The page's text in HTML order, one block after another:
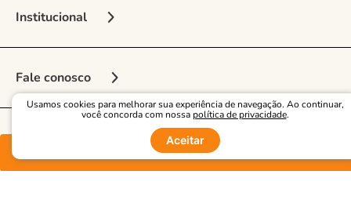
Usamos cookies para melhorar sua experiência de navegação. Ao continuar,
você concorda com nossa política de privacidade.
Aceitar
Comprar
Institucional
Sobre a Marca
Nossas Lojas
Seja Franqueado
Regulamento e Promoções
Fale conosco
Vendedora Online
Central de Atendimento
Segurança